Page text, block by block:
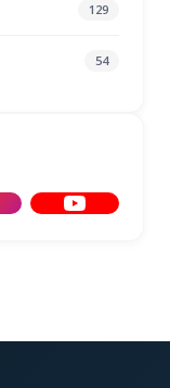
129
54